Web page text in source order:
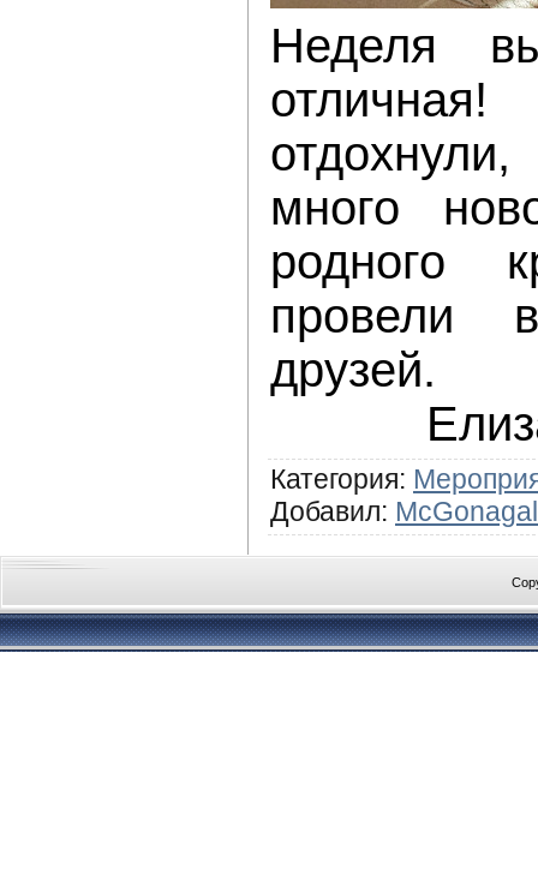
Неделя
много
родного
провели
друзей.
Категория:
Добавил: